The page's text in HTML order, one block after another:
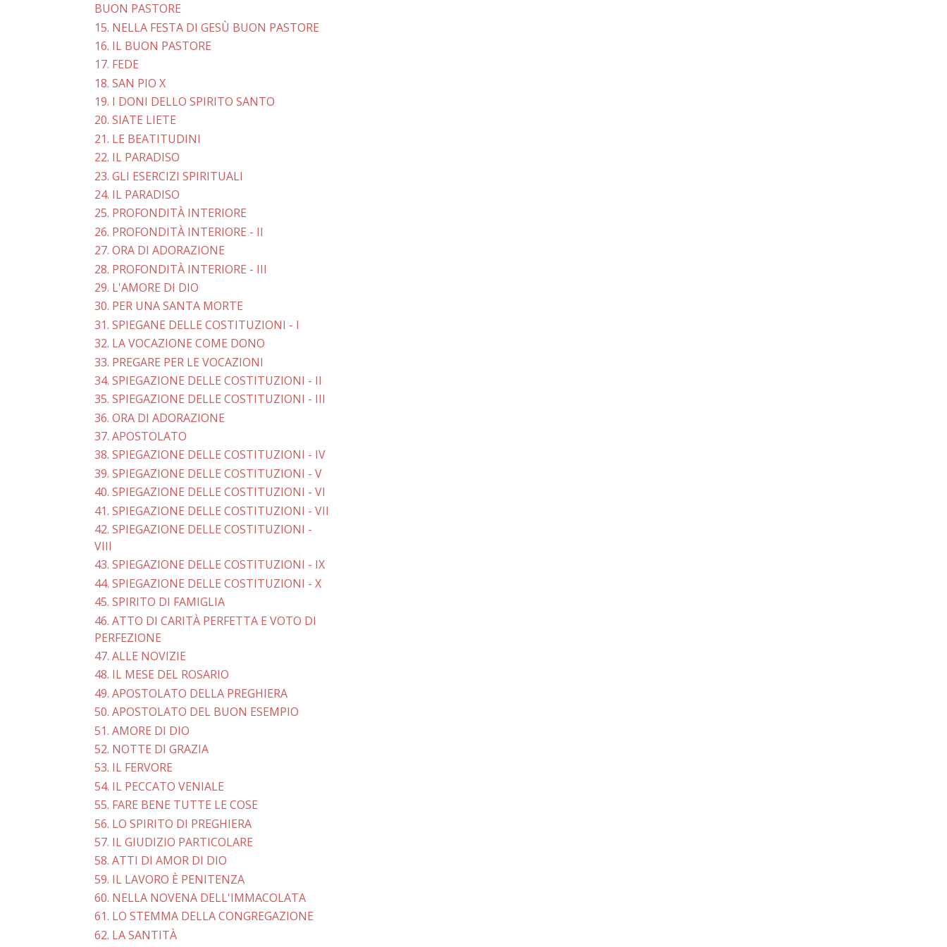
BUON PASTORE
15. NELLA FESTA DI GESÙ BUON PASTORE
16. IL BUON PASTORE
17. FEDE
18. SAN PIO X
19. I DONI DELLO SPIRITO SANTO
20. SIATE LIETE
21. LE BEATITUDINI
22. IL PARADISO
23. GLI ESERCIZI SPIRITUALI
24. IL PARADISO
25. PROFONDITÀ INTERIORE
26. PROFONDITÀ INTERIORE - II
27. ORA DI ADORAZIONE
28. PROFONDITÀ INTERIORE - III
29. L'AMORE DI DIO
30. PER UNA SANTA MORTE
31. SPIEGANE DELLE COSTITUZIONI - I
32. LA VOCAZIONE COME DONO
33. PREGARE PER LE VOCAZIONI
34. SPIEGAZIONE DELLE COSTITUZIONI - II
35. SPIEGAZIONE DELLE COSTITUZIONI - III
36. ORA DI ADORAZIONE
37. APOSTOLATO
38. SPIEGAZIONE DELLE COSTITUZIONI - IV
39. SPIEGAZIONE DELLE COSTITUZIONI - V
40. SPIEGAZIONE DELLE COSTITUZIONI - VI
41. SPIEGAZIONE DELLE COSTITUZIONI - VII
42. SPIEGAZIONE DELLE COSTITUZIONI -
VIII
43. SPIEGAZIONE DELLE COSTITUZIONI - IX
44. SPIEGAZIONE DELLE COSTITUZIONI - X
45. SPIRITO DI FAMIGLIA
46. ATTO DI CARITÀ PERFETTA E VOTO DI
PERFEZIONE
47. ALLE NOVIZIE
48. IL MESE DEL ROSARIO
49. APOSTOLATO DELLA PREGHIERA
50. APOSTOLATO DEL BUON ESEMPIO
51. AMORE DI DIO
52. NOTTE DI GRAZIA
53. IL FERVORE
54. IL PECCATO VENIALE
55. FARE BENE TUTTE LE COSE
56. LO SPIRITO DI PREGHIERA
57. IL GIUDIZIO PARTICOLARE
58. ATTI DI AMOR DI DIO
59. IL LAVORO È PENITENZA
60. NELLA NOVENA DELL'IMMACOLATA
61. LO STEMMA DELLA CONGREGAZIONE
62. LA SANTITÀ